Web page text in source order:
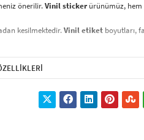
önerilir.Vinil sticker ürünümüz,
kesilmektedir.Vinil etiket boyutları,
kullanım sağlar. Vinil malzeme, suya ve
Ürün, bu kağıt sayesinde kolayca